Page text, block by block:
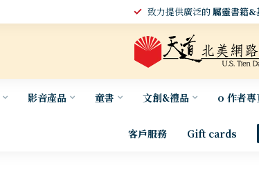
致力提供廣泛的屬靈書籍&
影音產品 童書 文創&禮品 o 作者
客戶服務 Gift cards